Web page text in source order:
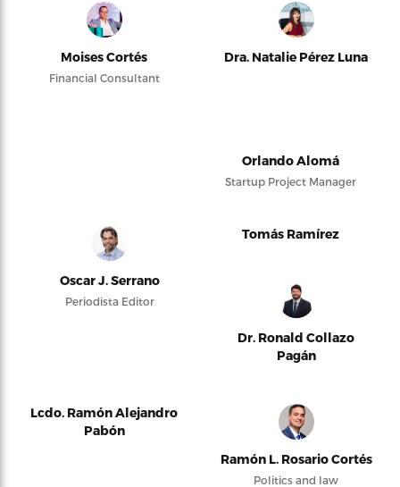
Moises Cortés
Financial Consultant
Dra. Natalie Pérez Luna
Orlando Alomá
Startup Project Manager
Oscar J. Serrano
Periodista Editor
Tomás Ramírez
Dr. Ronald Collazo
Pagán
Lcdo. Ramón Alejandro
Pabón
Ramón L. Rosario Cortés
Politics and law